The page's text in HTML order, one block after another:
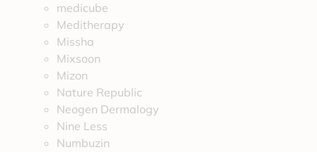
medicube
Meditherapy
Missha
Mixsoon
Mizon
Nature Republic
Neogen Dermalogy
Nine Less
Numbuzin